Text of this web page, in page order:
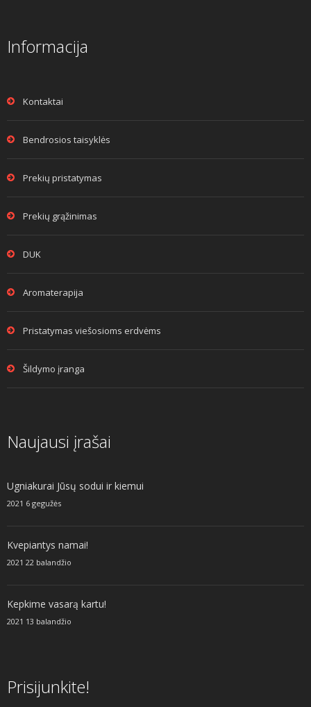
Informacija
Kontaktai
Bendrosios taisyklės
Prekių pristatymas
Prekių grąžinimas
DUK
Aromaterapija
Pristatymas viešosioms erdvėms
Šildymo įranga
Naujausi įrašai
Ugniakurai Jūsų sodui ir kiemui
2021 6 gegužės
Kvepiantys namai!
2021 22 balandžio
Kepkime vasarą kartu!
2021 13 balandžio
Prisijunkite!